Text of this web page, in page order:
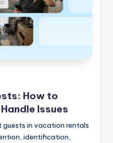
How to
Issues
in vacation rentals
identification,